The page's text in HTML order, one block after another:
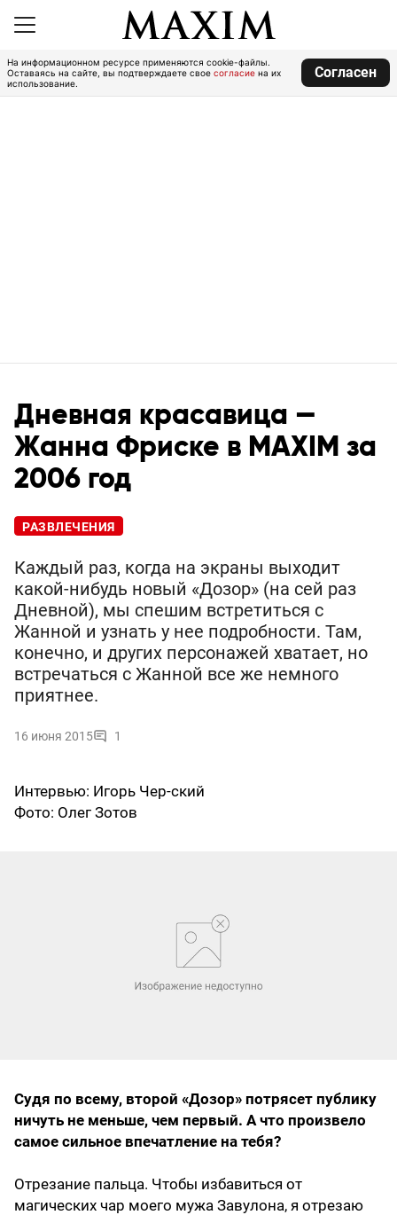
На информационном ресурсе применяются cookie-файлы.
Оставаясь на сайте, вы подтверждаете свое согласие на их
использование.
Согласен
Дневная красавица —
Жанна Фриске в MAXIM за
2006 год
РАЗВЛЕЧЕНИЯ
Каждый раз, когда на экраны выходит
какой-нибудь новый «Дозор» (на сей раз
Дневной), мы спешим встретиться с
Жанной и узнать у нее подробности. Там,
конечно, и других персонажей хватает, но
встречаться с Жанной все же немного
приятнее.
16 июня 2015 1
Интервью: Игорь Чер-ский
Фото: Олег Зотов
Судя по всему, второй «Дозор» потрясет публику
ничуть не меньше, чем первый. А что произвело
самое сильное впечатление на тебя?
Отрезание пальца. Чтобы избавиться от
магических чар моего мужа Завулона, я отрезаю